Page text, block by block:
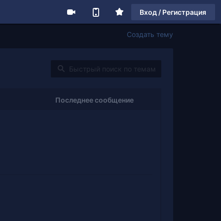
Вход / Регистрация
Создать тему
Последнее сообщение